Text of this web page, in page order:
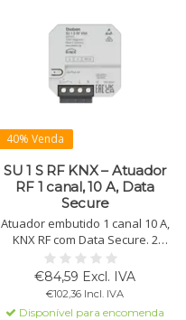
40% Venda
SU 1 S RF KNX – Atuador
RF 1 canal, 10 A, Data
Secure
Atuador embutido 1 canal 10 A,
KNX RF com Data Secure. 2
entradas binárias para botões,
interruptores ou sensores.
Compacto e seguro.
€84,59 Excl. IVA
€102,36 Incl. IVA
Disponível para encomenda